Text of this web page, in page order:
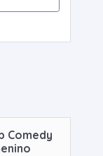
Comedy